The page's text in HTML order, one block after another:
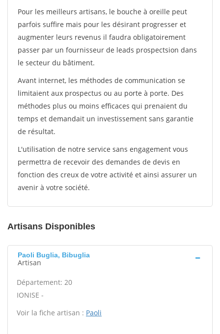
Pour les meilleurs artisans, le bouche à oreille peut
parfois suffire mais pour les désirant progresser et
augmenter leurs revenus il faudra obligatoirement
passer par un fournisseur de leads prospectsion dans
le secteur du bâtiment.
Avant internet, les méthodes de communication se
limitaient aux prospectus ou au porte à porte. Des
méthodes plus ou moins efficaces qui prenaient du
temps et demandait un investissement sans garantie
de résultat.
L'utilisation de notre service sans engagement vous
permettra de recevoir des demandes de devis en
fonction des creux de votre activité et ainsi assurer un
avenir à votre société.
Artisans Disponibles
Paoli Buglia, Bibuglia
Artisan
Département: 20
IONISE -
Voir la fiche artisan : Paoli